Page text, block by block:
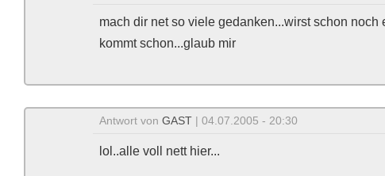
mach dir net so viele gedanken...wirst schon
kommt schon...glaub mir
Antwort von GAST | 04.07.2005 - 20:30
lol..alle voll nett hier...